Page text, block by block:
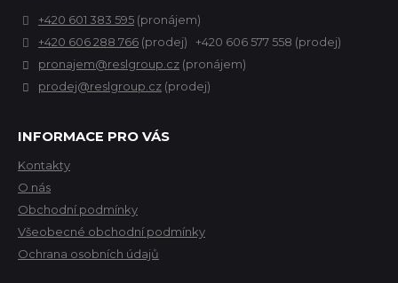
+420 601 383 595 (pronájem)
+420 606 288 766 (prodej) +420 606 577 558 (prodej)
pronajem@reslgroup.cz (pronájem)
prodej@reslgroup.cz (prodej)
INFORMACE PRO VÁS
Kontakty
O nás
Obchodní podmínky
Všeobecné obchodní podmínky
Ochrana osobních údajů